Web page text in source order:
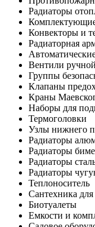
Радиаторы
Конвекторы и
Радиаторная
Вентили
Группы
Клапаны
Краны
Наборы для
Термоголовки
Узлы нижнего
Радиаторы
Радиаторы
Радиаторы
Радиаторы
Теплоноситель
Сантехника для
Биотуалеты
Емкости и